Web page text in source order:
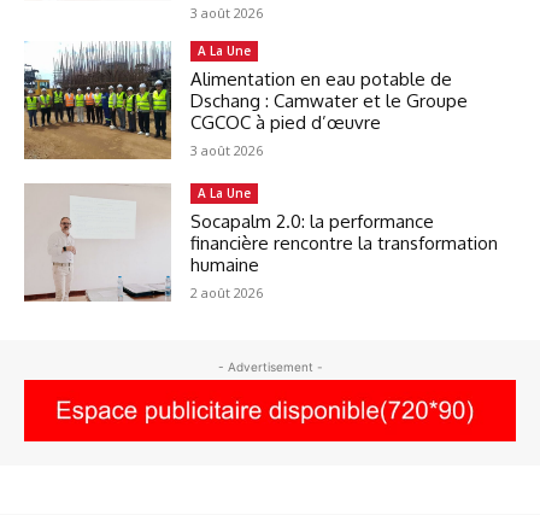
3 août 2026
A La Une
Alimentation en eau potable de
Dschang : Camwater et le Groupe
CGCOC à pied d’œuvre
3 août 2026
A La Une
Socapalm 2.0: la performance
financière rencontre la transformation
humaine
2 août 2026
- Advertisement -